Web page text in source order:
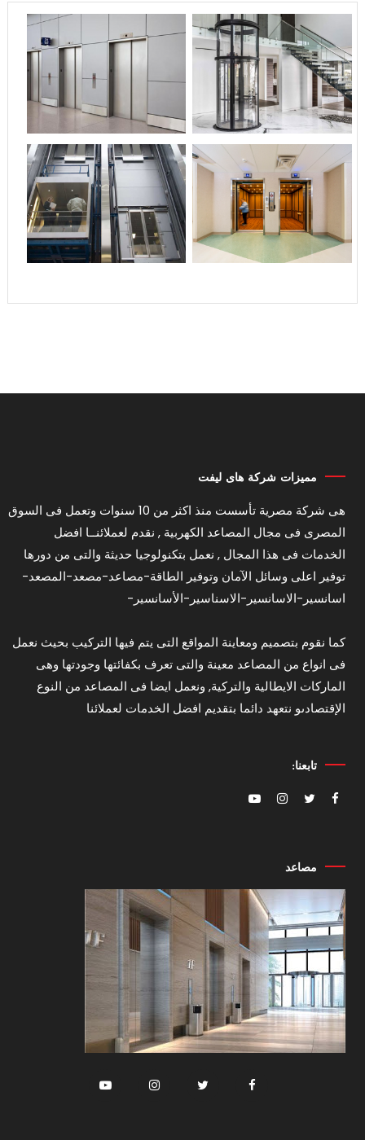
مميزات شركة هاى ليفت
هى شركة مصرية تأسست منذ اكثر من 10 سنوات وتعمل فى السوق
المصرى فى مجال المصاعد الكهربية , نقدم لعملائنــا افضل
الخدمات فى هذا المجال , نعمل بتكنولوجيا حديثة والتى من دورها
توفير اعلى وسائل الآمان وتوفير الطاقة-مصاعد-مصعد-المصعد-
اسانسير-الاسانسير-الاسناسير-الأسانسير-
كما نقوم بتصميم ومعاينة المواقع التى يتم فيها التركيب بحيث نعمل
فى انواع من المصاعد معينة والتى تعرف بكفائتها وجودتها وهى
الماركات الايطالية والتركية, ونعمل ايضا فى المصاعد من النوع
الإقتصادىو نتعهد دائما بتقديم افضل الخدمات لعملائنا
تابعنا:
مصاعد